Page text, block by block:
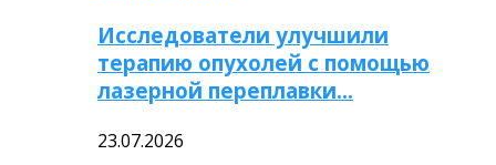
Исследователи улучшили
терапию опухолей с помощью
лазерной переплавки…
23.07.2026